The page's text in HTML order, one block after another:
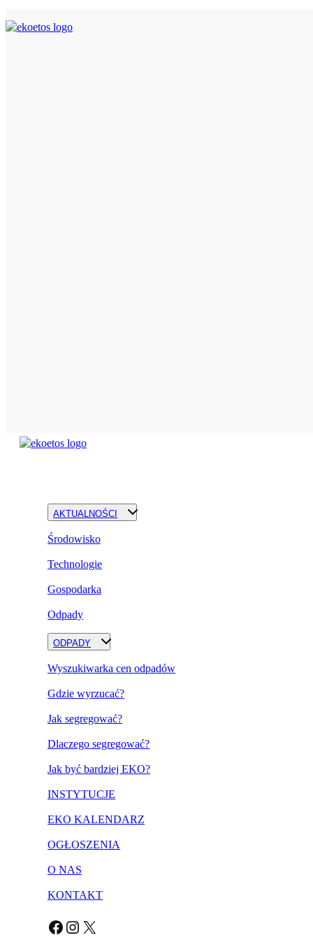
AKTUALNOŚCI
Środowisko
Technologie
Gospodarka
Odpady
ODPADY
Wyszukiwarka cen odpadów
Gdzie wyrzucać?
Jak segregować?
Dlaczego segregować?
Jak być bardziej EKO?
INSTYTUCJE
EKO KALENDARZ
OGŁOSZENIA
O NAS
KONTAKT
Facebook Instagram X